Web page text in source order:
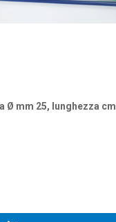
Ø mm 25, lunghezza